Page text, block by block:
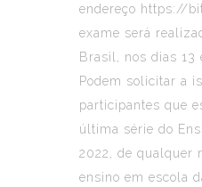
endereço https://
exame será
Brasil, nos dias 13
Podem solicitar a
participantes que
última série do
2022, de qualquer
ensino em escola